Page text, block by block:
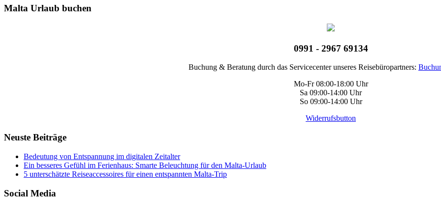
Malta Urlaub buchen
0991 - 2967 69134
Buchung & Beratung durch das Servicecenter unseres Reisebüropartners:
Mo-Fr 08:00-18:00 Uhr
Sa 09:00-14:00 Uhr
So 09:00-14:00 Uhr
Widerrufsbutton
Neuste Beiträge
Bedeutung von Entspannung im digitalen Zeitalter
Ein besseres Gefühl im Ferienhaus: Smarte Beleuchtung für den Malta-Urlaub
5 unterschätzte Reiseaccessoires für einen entspannten Malta-Trip
Social Media